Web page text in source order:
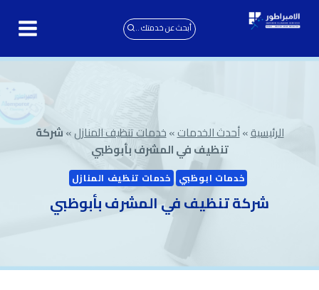
التجاوز
أبحث عن خدمتك ..
الرئيسية»أحدث الخدمات»خدمات تنظيف المنازل»شركة
تنظيف في المشرف بأبوظبي
خدمات ابوظبي خدمات تنظيف المنازل
شركة تنظيف في المشرف بأبوظبي